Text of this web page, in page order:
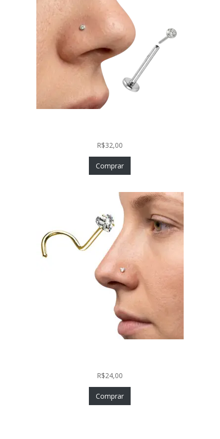
R$32,00
Comprar
R$24,00
Comprar